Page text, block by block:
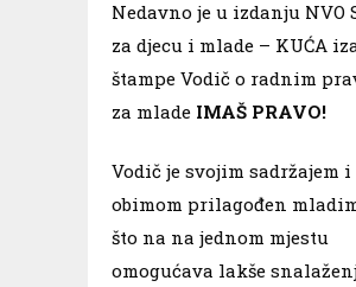
Nedavno je u izdanju NVO
za djecu i mlade – KUĆA
štampe Vodič o radnim
za mlade IMAŠ PRAVO!
Vodič je svojim sadržajem i
obimom prilagođen
što na na jednom mjestu
omogućava lakše